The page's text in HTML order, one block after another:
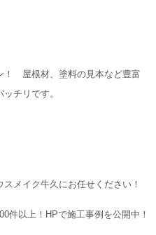
！ 屋根材、塗料の見本など豊富
チリです。
メイク牛久にお任せください！
件以上！HPで施工事例を公開中！